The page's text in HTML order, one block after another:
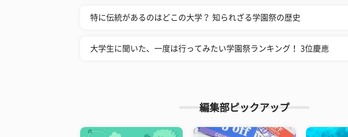
特に伝統があるのはどこの大学？ 知られざる学園祭の歴史
大学生に聞いた、一度は行ってみたい学園祭ランキング！ 3位慶應
編集部ピックアップ